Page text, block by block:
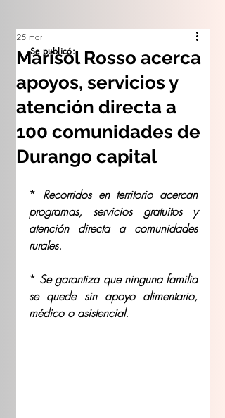
Marisol Rosso acerca
apoyos, servicios y
atención directa a
100 comunidades de
Durango capital
25 mar
* Recorridos en territorio acercan
programas, servicios gratuitos y
atención directa a comunidades
rurales.
* Se garantiza que ninguna familia
se quede sin apoyo alimentario,
médico o asistencial.
Se publicó: